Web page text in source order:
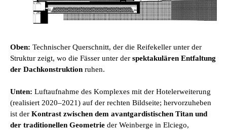
Oben: Technischer Querschnitt, der die Reifekeller unter der
Struktur zeigt, wo die Fässer unter der spektakulären Entfaltung
der Dachkonstruktion ruhen.
Unten: Luftaufnahme des Komplexes mit der Hotelerweiterung
(realisiert 2020–2021) auf der rechten Bildseite; hervorzuheben
ist der Kontrast zwischen dem avantgardistischen Titan und
der traditionellen Geometrie der Weinberge in Elciego,